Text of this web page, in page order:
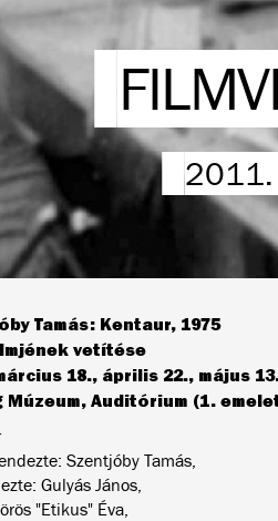
2011.
Tamás: Kentaur, 1975
vetítése
18., április 22., május
Múzeum, Auditórium (1.
Szentjóby Tamás,
Gulyás János,
"Etikus" Éva,